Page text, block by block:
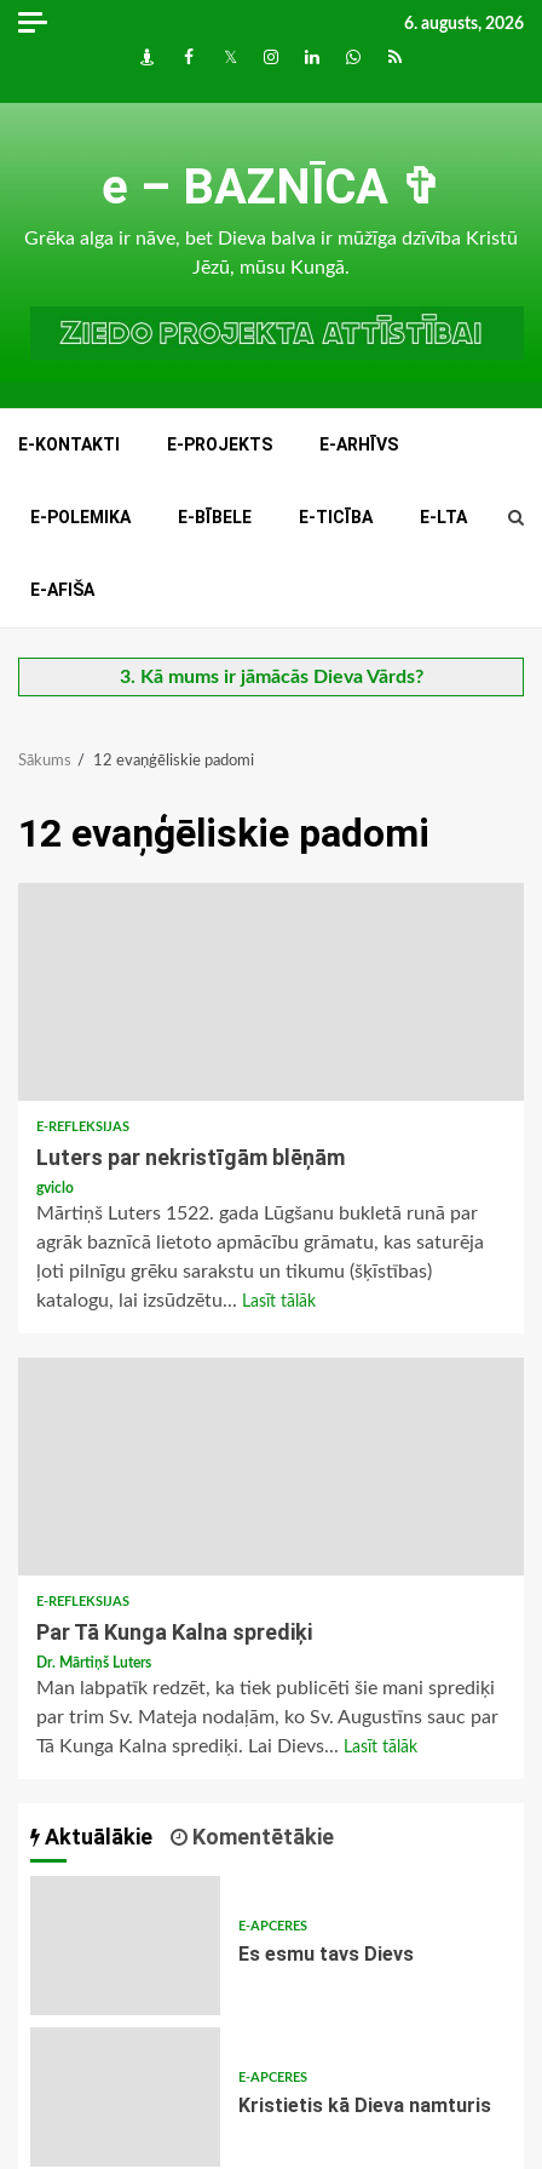
Skip
6. augusts, 2026
DraugiemFacebook
TwitterInstagram
LinkedInwhatsapp
RSS
e – BAZNĪCA ✞
Grēka alga ir nāve, bet Dieva balva ir mūžīga dzīvība Kristū
Jēzū, mūsu Kungā.
E-KONTAKTI E-PROJEKTS E-ARHĪVS
E-POLEMIKA E-BĪBELE E-TICĪBA E-LTA
E-AFIŠA
3. Kā mums ir jāmācās Dieva Vārds?
Sākums 12 evaņģēliskie padomi
12 evaņģēliskie padomi
E-REFLEKSIJAS
Luters par nekristīgām blēņām
gviclo
Mārtiņš Luters 1522. gada Lūgšanu bukletā runā par
agrāk baznīcā lietoto apmācību grāmatu, kas saturēja
ļoti pilnīgu grēku sarakstu un tikumu (šķīstības)
katalogu, lai izsūdzētu... Lasīt tālāk
E-REFLEKSIJAS
Par Tā Kunga Kalna sprediķi
Dr. Mārtiņš Luters
Man labpatīk redzēt, ka tiek publicēti šie mani sprediķi
par trim Sv. Mateja nodaļām, ko Sv. Augustīns sauc par
Tā Kunga Kalna sprediķi. Lai Dievs... Lasīt tālāk
Aktuālākie Komentētākie
E-APCERES
Es esmu tavs Dievs
E-APCERES
Kristietis kā Dieva namturis